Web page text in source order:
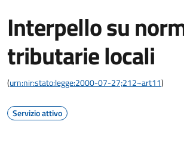
Interpello su
tributarie locali
(urn:nir:stato:legge:2000-07-27;212~art11)
Servizio attivo